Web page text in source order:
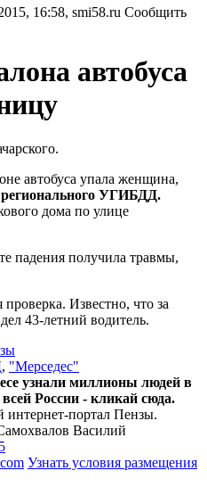
16:58, smi58.ru Сообщить
автобуса
автобуса упала женщина,
УГИБДД.
дома по улице
падения получила травмы,
Известно, что за
43-летний водитель.
, "Мерседес"
узнали миллионы людей в
России - кликай сюда.
интернет-портал Пензы.
Василий
Узнать условия размещения